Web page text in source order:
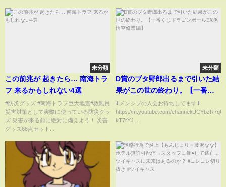
未分類
この前兆が 起きたら… 南海トラ
フ 来るかもしれない4選
#防災グッズ #南海トラフ巨大地震#救難員
災害対策として実際に使っている防災グッ
ズ 災害が来る前に絶対に備えよう！ 災害
グッズ68点セット...
未分類
D賞のブタ野郎出るまで引いた結
果がこの世の終わり。【一番く
じドラゴンボールEX孫悟空修業
編】
⬇️メンシプの入会お待ちしてます⬇️
https://m.youtube.com/channel/
kT7rYJ...